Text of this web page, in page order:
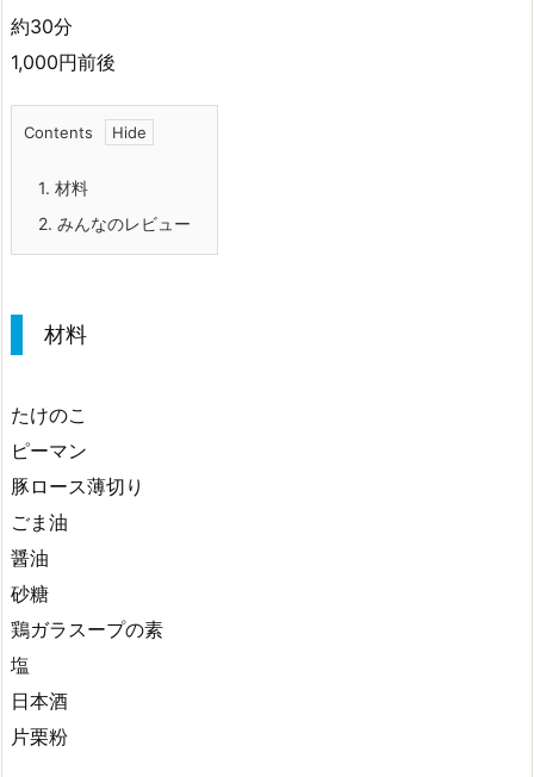
約30分
1,000円前後
Contents
1. 材料
2. みんなのレビュー
材料
たけのこ
ピーマン
豚ロース薄切り
ごま油
醤油
砂糖
鶏ガラスープの素
塩
日本酒
片栗粉